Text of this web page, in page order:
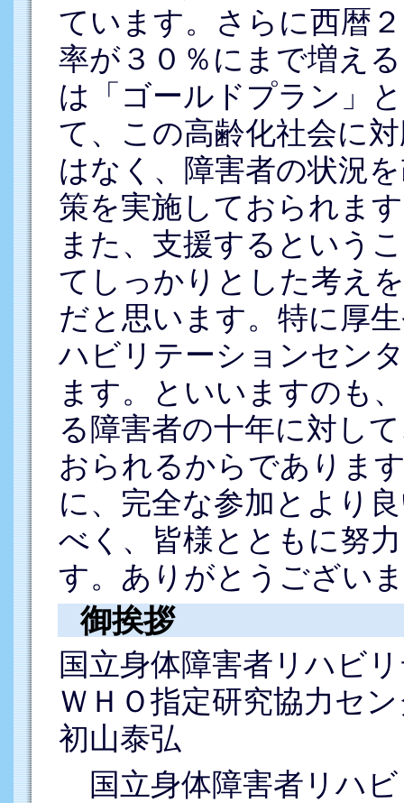
ています。さらに西暦
率が３０％にまで増え
は「ゴールドプラン」
て、この高齢化社会に
はなく、障害者の状況
策を実施しておられま
また、支援するという
てしっかりとした考え
だと思います。特に厚
ハビリテーションセン
ます。といいますのも
る障害者の十年に対し
おられるからでありま
に、完全な参加とより
べく、皆様とともに努
す。ありがとうござい
御挨拶
国立身体障害者リハビ
ＷＨＯ指定研究協力セ
初山泰弘
国立身体障害者リハ